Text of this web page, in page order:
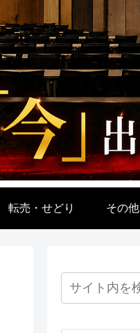
転売・せどり その他